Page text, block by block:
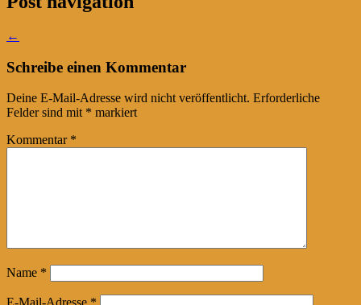
←
Schreibe einen Kommentar
Deine E-Mail-Adresse wird nicht veröffentlicht. Erforderliche
Felder sind mit * markiert
Kommentar *
Name *